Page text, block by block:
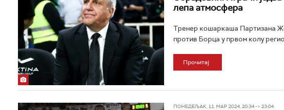
лепа атмосфера
Тренер кошаркаша Партизана
против Борца у првом колу
Прочитај
ПОНЕДЕЉАК, 11. МАР 2024, 20:34 -> 23:04